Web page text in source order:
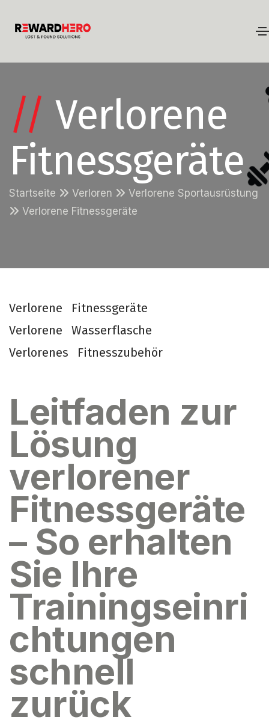
// Verlorene
Fitnessgeräte
Startseite Verloren
Verlorene Sportausrüstung
Verlorene Fitnessgeräte
Verlorene Fitnessgeräte
Verlorene Wasserflasche
Verlorenes Fitnesszubehör
Leitfaden zur
Lösung
verlorener
Fitnessgeräte
– So erhalten
Sie Ihre
Trainingseinri
chtungen
schnell
zurück